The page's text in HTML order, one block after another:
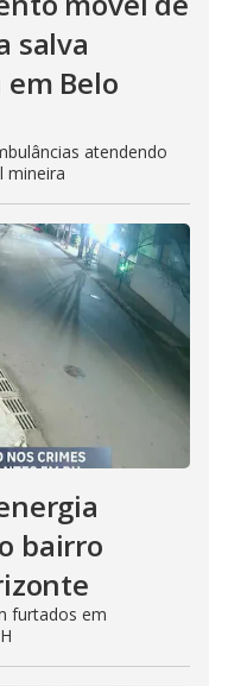
salva
Belo
atendendo
mineira
bairro
furtados em